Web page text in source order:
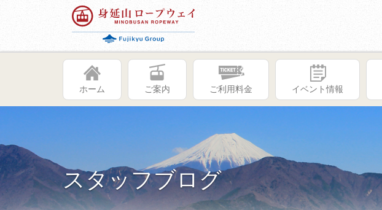
ホーム ご案内 ご利用料金 イベント情報
スタッフブログ